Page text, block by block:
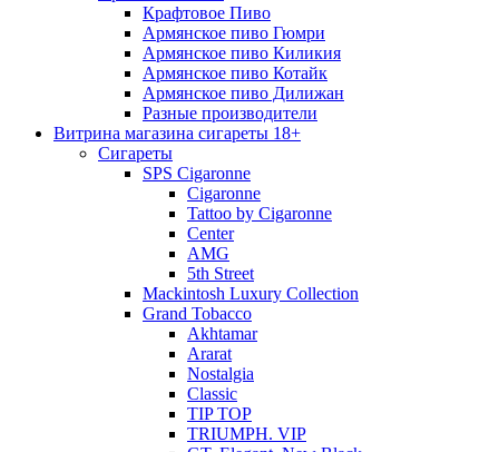
Крафтовое Пиво
Армянское пиво Гюмри
Армянское пиво Киликия
Армянское пиво Котайк
Армянское пиво Дилижан
Разные производители
Витрина магазина сигареты 18+
Cигареты
SPS Cigaronne
Сigaronne
Tattoo by Cigaronne
Center
AMG
5th Street
Mackintosh Luxury Collection
Grand Tobacco
Akhtamar
Ararat
Nostalgia
Classic
TIP TOP
TRIUMPH. VIP